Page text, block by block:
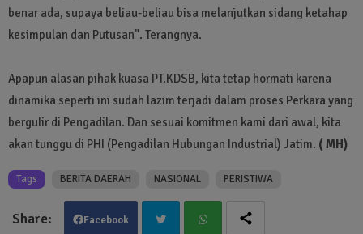
benar ada, supaya beliau-beliau bisa melanjutkan sidang ketahap
kesimpulan dan Putusan". Terangnya.
Apapun alasan pihak kuasa PT.KDSB, kita tetap hormati karena
dinamika seperti ini sudah lazim terjadi dalam proses Perkara yang
bergulir di Pengadilan. Dan sesuai komitmen kami dari awal, kita
akan tunggu di PHI (Pengadilan Hubungan Industrial) Jatim. ( MH)
Tags BERITA DAERAH NASIONAL PERISTIWA
Facebook